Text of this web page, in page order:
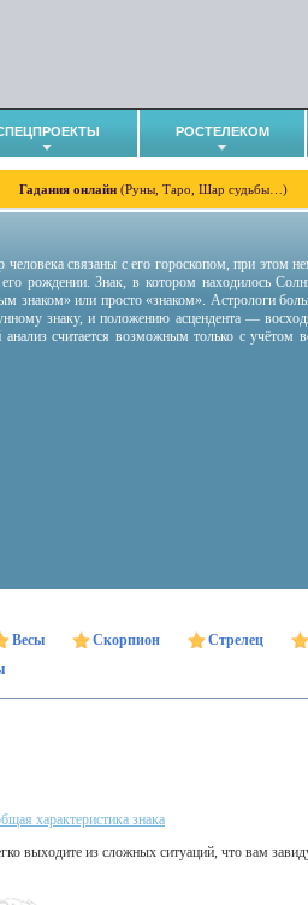
РОСТЕЛЕКОМ
Гадания онлайн (Руны, Таро, Шар судьбы…)
человека связаны с его гороскопом, при этом
рождении. Знак, в котором находилось
знаком» или просто «знаком». Астрологи
знаку, и положению асцендента —
считается возможным только с учётом
Весы Скорпион Стрелец
характеристика знака
выходите из сложных ситуаций, что вам